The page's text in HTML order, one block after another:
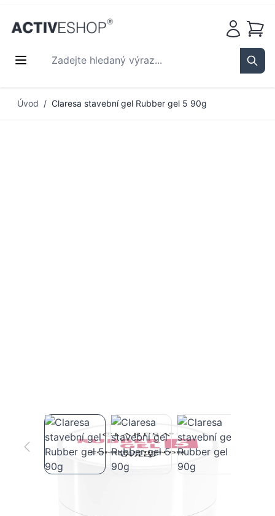
Zadejte hledaný výraz...
Košík
Úvod / Claresa stavební gel Rubber gel 5 90g
Claresa stavební gel Rubber gel 5 90g